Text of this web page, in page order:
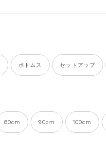
ボトムス セットアップ
80cm 90cm 100cm